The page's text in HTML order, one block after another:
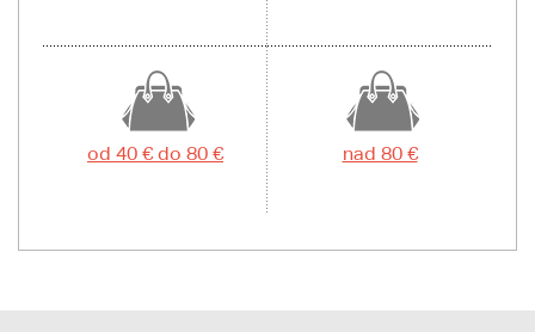
od 40 € do 80 € nad 80 €